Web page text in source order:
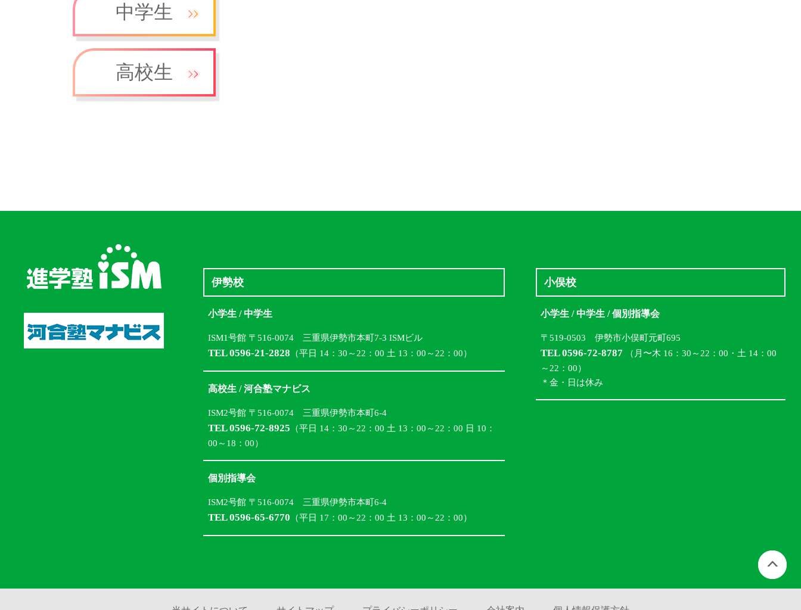
中学生
高校生
伊勢校
小学生 / 中学生
ISM1号館 〒516-0074 三重県伊勢市本町7-3 ISMビル
TEL 0596-21-2828 （平日 14：30～22：00 土 13：00～22：00）
高校生 / 河合塾マナビス
ISM2号館 〒516-0074 三重県伊勢市本町6-4
TEL 0596-72-8925 （平日 14：30～22：00 土 13：00～22：00 日 10：
00～18：00）
個別指導会
ISM2号館 〒516-0074 三重県伊勢市本町6-4
TEL 0596-65-6770 （平日 17：00～22：00 土 13：00～22：00）
小俣校
小学生 / 中学生 / 個別指導会
〒519-0503 伊勢市小俣町元町695
TEL 0596-72-8787 （月〜木 16：30～22：00・土 14：00
～22：00）
＊金・日は休み